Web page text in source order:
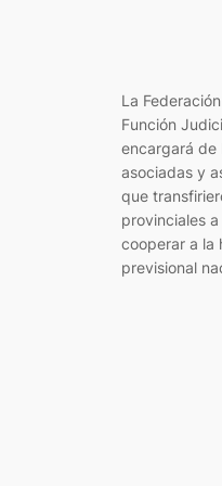
La
Función
encargará de
asociadas y
que
provinciales
cooperar a la
previsional